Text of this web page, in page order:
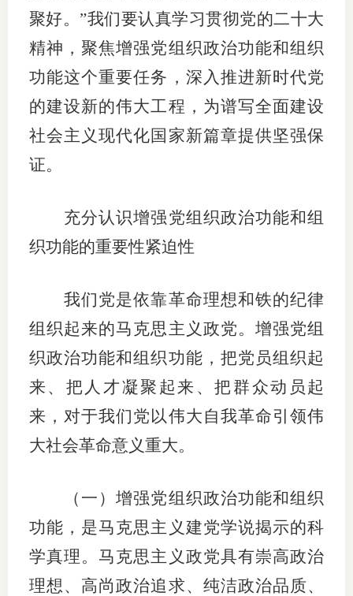
资产管
考试测
培训学
投资者
上市品
行业投
聚好。”我们要认真学习贯彻党的二十大
精神，聚焦增强党组织政治功能和组织
功能这个重要任务，深入推进新时代党
的建设新的伟大工程，为谱写全面建设
社会主义现代化国家新篇章提供坚强保
证。
充分认识增强党组织政治功能和组
织功能的重要性紧迫性
我们党是依靠革命理想和铁的纪律
组织起来的马克思主义政党。增强党组
织政治功能和组织功能，把党员组织起
来、把人才凝聚起来、把群众动员起
来，对于我们党以伟大自我革命引领伟
大社会革命意义重大。
（一）增强党组织政治功能和组织
功能，是马克思主义建党学说揭示的科
学真理。马克思主义政党具有崇高政治
理想、高尚政治追求、纯洁政治品质、
道